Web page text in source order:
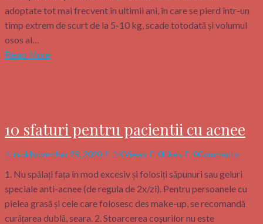
adoptate tot mai frecvent în ultimii ani, în care se pierd într-un
timp extrem de scurt de la 5-10 kg, scade totodată și volumul
osos al…
Read More
10 sfaturi pentru pacientii cu acnee
ArticoleNovember 25, 2020 1KViews 0Likes 0Comments
1. Nu spălați fața în mod excesiv și folosiți săpunuri sau geluri
speciale anti-acnee (de regula de 2x/zi). Pentru persoanele cu
pielea grasă și cele care folosesc des make-up, se recomandă
curățarea dublă, seara. 2. Stoarcerea coşurilor nu este